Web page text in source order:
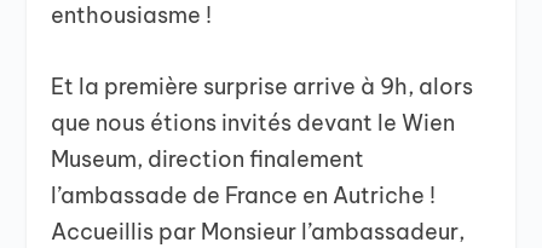
enthousiasme !
Et la première surprise arrive à 9h, alors
que nous étions invités devant le Wien
Museum, direction finalement
l’ambassade de France en Autriche !
Accueillis par Monsieur l’ambassadeur,